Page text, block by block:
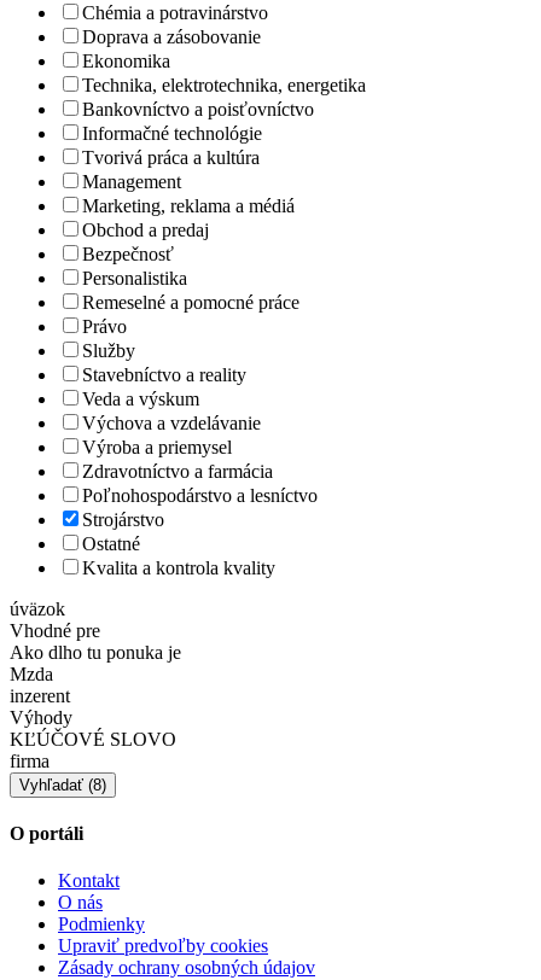
Chémia a potravinárstvo
Doprava a zásobovanie
Ekonomika
Technika, elektrotechnika, energetika
Bankovníctvo a poisťovníctvo
Informačné technológie
Tvorivá práca a kultúra
Management
Marketing, reklama a médiá
Obchod a predaj
Bezpečnosť
Personalistika
Remeselné a pomocné práce
Právo
Služby
Stavebníctvo a reality
Veda a výskum
Výchova a vzdelávanie
Výroba a priemysel
Zdravotníctvo a farmácia
Poľnohospodárstvo a lesníctvo
Strojárstvo
Ostatné
Kvalita a kontrola kvality
úväzok
Vhodné pre
Ako dlho tu ponuka je
Mzda
inzerent
Výhody
KĽÚČOVÉ SLOVO
firma
O portáli
Kontakt
O nás
Podmienky
Upraviť predvoľby cookies
Zásady ochrany osobných údajov